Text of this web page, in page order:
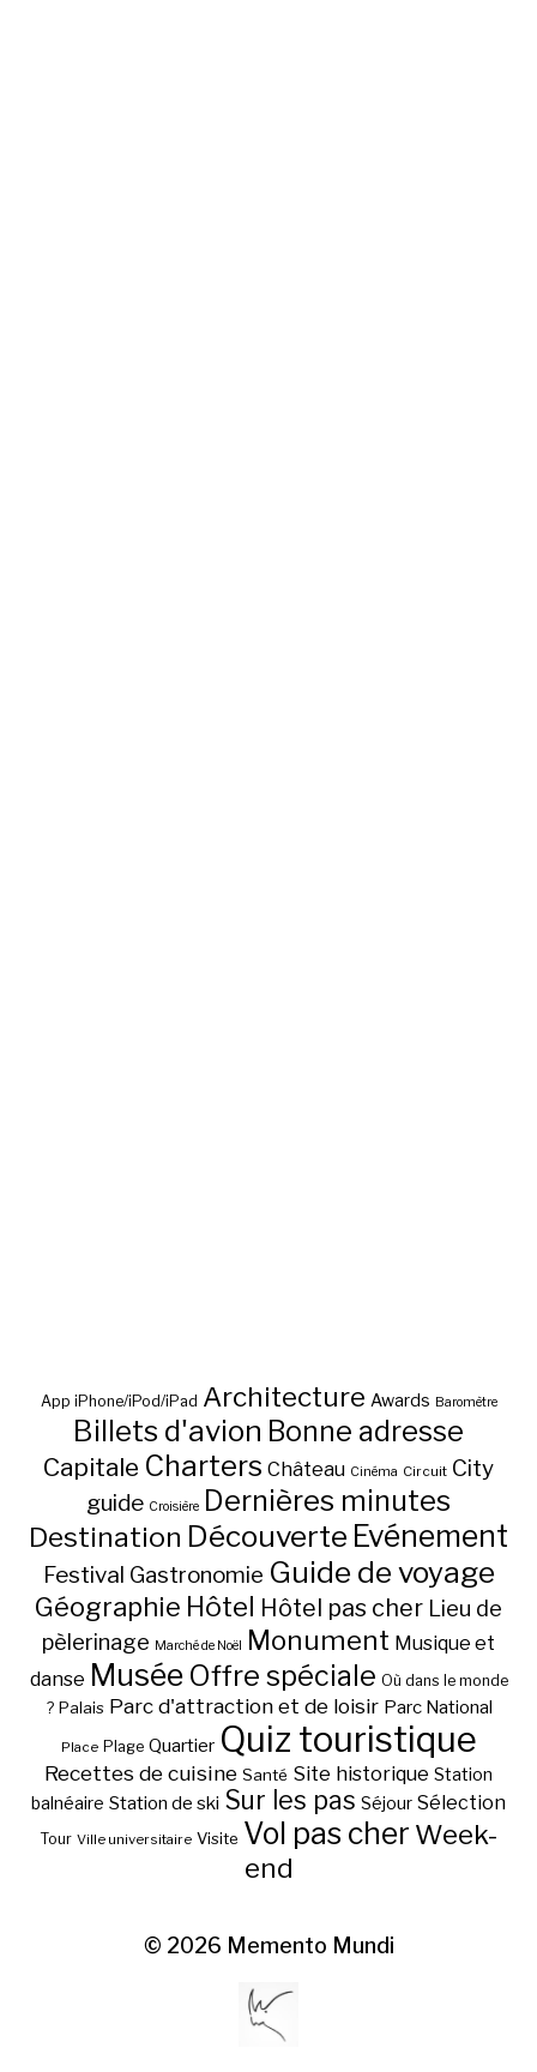
App iPhone/iPod/iPad Architecture Awards Baromètre
Billets d'avion Bonne adresse
Capitale Charters Château Cinéma Circuit City
guide Croisière Dernières minutes
Destination Découverte Evénement
Festival Gastronomie Guide de voyage
Géographie Hôtel Hôtel pas cher Lieu de
pèlerinage Marché de Noël Monument Musique et
danse Musée Offre spéciale Où dans le monde
? Palais Parc d'attraction et de loisir Parc National
Place Plage Quartier Quiz touristique
Recettes de cuisine Santé Site historique Station
balnéaire Station de ski Sur les pas Séjour Sélection
Tour Ville universitaire Visite Vol pas cher Week-
end
© 2026 Memento Mundi